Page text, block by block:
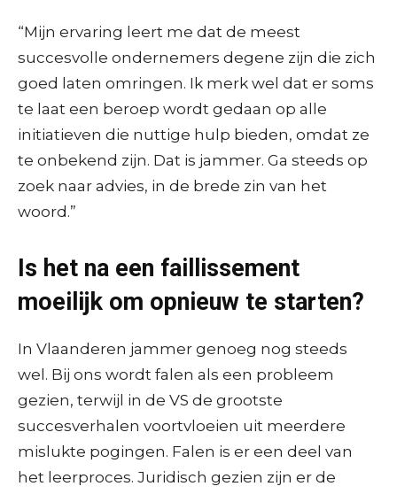
“Mijn ervaring leert me dat de meest
succesvolle ondernemers degene zijn die zich
goed laten omringen. Ik merk wel dat er soms
te laat een beroep wordt gedaan op alle
initiatieven die nuttige hulp bieden, omdat ze
te onbekend zijn. Dat is jammer. Ga steeds op
zoek naar advies, in de brede zin van het
woord.”
Is het na een faillissement
moeilijk om opnieuw te starten?
In Vlaanderen jammer genoeg nog steeds
wel. Bij ons wordt falen als een probleem
gezien, terwijl in de VS de grootste
succesverhalen voortvloeien uit meerdere
mislukte pogingen. Falen is er een deel van
het leerproces. Juridisch gezien zijn er de